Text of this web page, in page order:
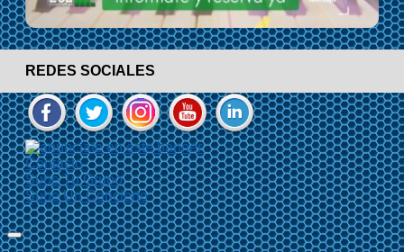
REDES SOCIALES
Contacto
Sube Tu Grupo
Sube Un Concierto